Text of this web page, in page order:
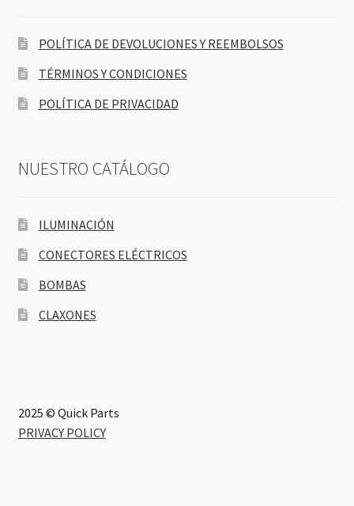
POLÍTICA DE DEVOLUCIONES Y REEMBOLSOS
TÉRMINOS Y CONDICIONES
POLÍTICA DE PRIVACIDAD
NUESTRO CATÁLOGO
ILUMINACIÓN
CONECTORES ELÉCTRICOS
BOMBAS
CLAXONES
2025 © Quick Parts
PRIVACY POLICY